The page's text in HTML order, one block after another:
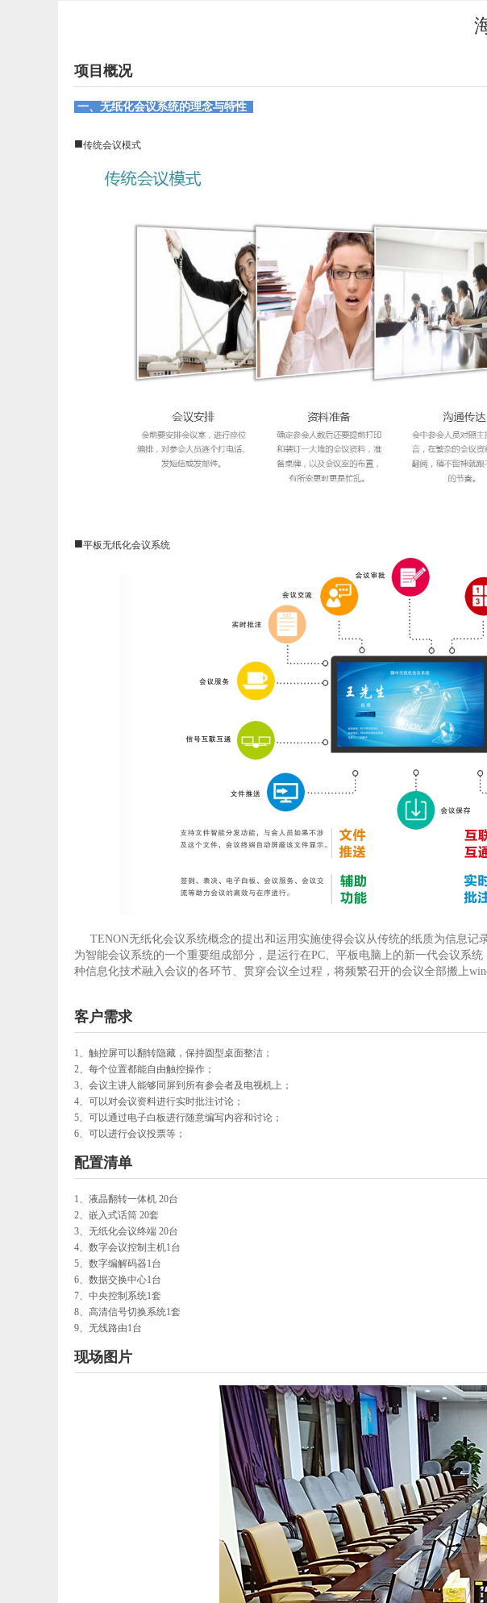
项目概况
一、无纸化会议系统的理念与特性
■传统会议模式
■平板无纸化会议系统
TENON无纸化会议系统概念的提出和运用实施使得会议从传统的纸质为信息
为智能会议系统的一个重要组成部分，是运行在PC、平板电脑上的新一代会议系
种信息化技术融入会议的各环节、贯穿会议全过程，将频繁召开的会议全部搬上
客户需求
1、触控屏可以翻转隐藏，保持圆型桌面整洁；
2、每个位置都能自由触控操作；
3、会议主讲人能够同屏到所有参会者及电视机上；
4、可以对会议资料进行实时批注讨论；
5、可以通过电子白板进行随意编写内容和讨论；
6、可以进行会议投票等；
配置清单
1、 液晶翻转一体机 20台
2、嵌入式话筒 20套
3、无纸化会议终端 20台
4、数字会议控制主机1台
5、数字编解码器1台
6、数据交换中心1台
7、中央控制系统1套
8、高清信号切换系统1套
9、无线路由1台
现场图片